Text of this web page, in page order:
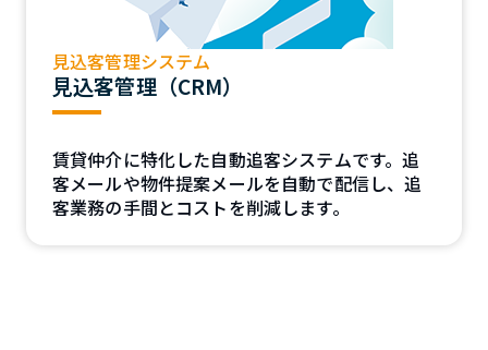
見込客管理システム
見込客管理（CRM）
賃貸仲介に特化した自動追客システムです。追
客メールや物件提案メールを自動で配信し、追
客業務の手間とコストを削減します。